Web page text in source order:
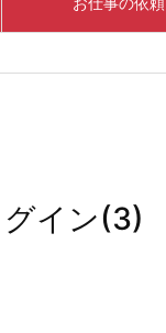
イン(3)